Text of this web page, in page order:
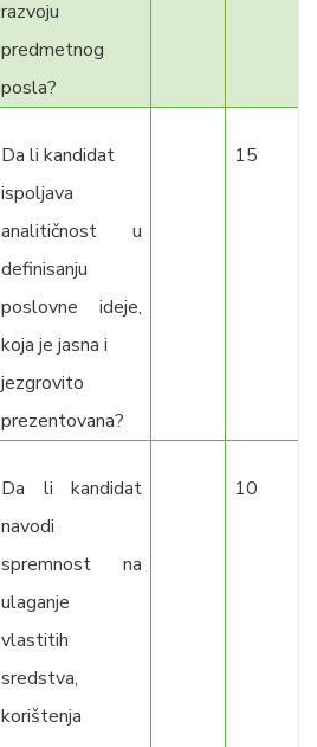
razvoju
predmetnog
posla?
Da li kandidat
ispoljava
analitičnost u
definisanju
poslovne ideje,
koja je jasna i
jezgrovito
prezentovana?
15
Da li kandidat
navodi
spremnost na
ulaganje
vlastitih
sredstva,
korištenja
10